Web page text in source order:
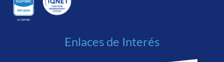
Enlaces de Interés